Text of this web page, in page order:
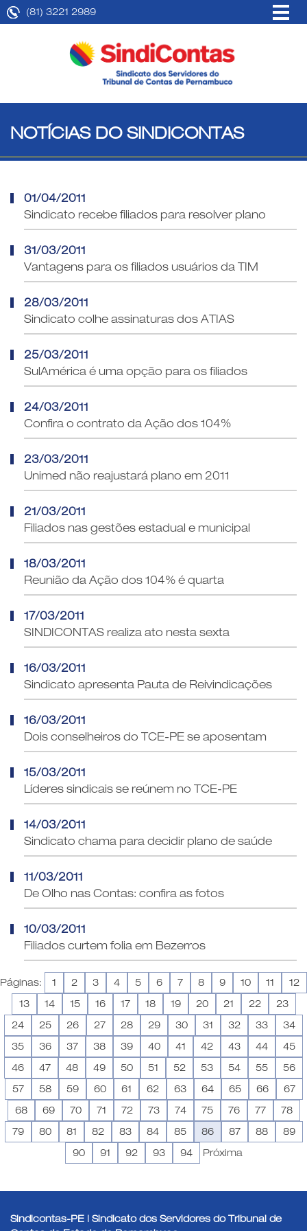
(81) 3221 2989
NOTÍCIAS DO SINDICONTAS
01/04/2011
Sindicato recebe filiados para resolver plano
31/03/2011
Vantagens para os filiados usuários da TIM
28/03/2011
Sindicato colhe assinaturas dos ATIAS
25/03/2011
SulAmérica é uma opção para os filiados
24/03/2011
Confira o contrato da Ação dos 104%
23/03/2011
Unimed não reajustará plano em 2011
21/03/2011
Filiados nas gestões estadual e municipal
18/03/2011
Reunião da Ação dos 104% é quarta
17/03/2011
SINDICONTAS realiza ato nesta sexta
16/03/2011
Sindicato apresenta Pauta de Reivindicações
16/03/2011
Dois conselheiros do TCE-PE se aposentam
15/03/2011
Líderes sindicais se reúnem no TCE-PE
14/03/2011
Sindicato chama para decidir plano de saúde
11/03/2011
De Olho nas Contas: confira as fotos
10/03/2011
Filiados curtem folia em Bezerros
Páginas: 1 2 3 4 5 6 7 8 9 10 11
12
13
14 15 16 17 18 19 20 21 22
23
24
25 26 27 28 29 30 31 32 33
34
35
36 37 38 39 40 41 42 43 44
45
46
47 48 49 50 51 52 53 54 55
56
57
58 59 60 61 62 63 64 65 66
67
68
69 70 71 72 73 74 75 76 77
78
79
80 81 82 83 84 85 86 87 88
89
90
91 92 93 94 Próxima
Sindicontas-PE | Sindicato dos Servidores do Tribunal de